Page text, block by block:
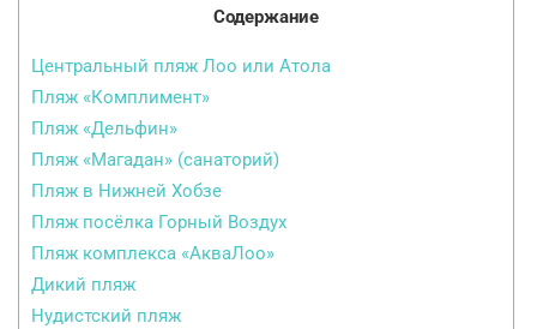
Содержание
Центральный пляж Лоо или Атола
Пляж «Комплимент»
Пляж «Дельфин»
Пляж «Магадан» (санаторий)
Пляж в Нижней Хобзе
Пляж посёлка Горный Воздух
Пляж комплекса «АкваЛоо»
Дикий пляж
Нудистский пляж